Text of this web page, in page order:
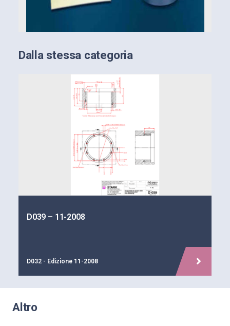
Dalla stessa categoria
D039 – 11-2008
D032 - Edizione 11-2008
Altro